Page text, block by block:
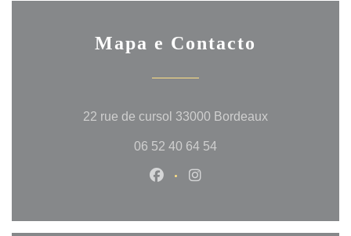
Mapa e Contacto
22 rue de cursol 33000 Bordeaux((abre numa
06 52 40 64 54
Facebook ((abre numa nova